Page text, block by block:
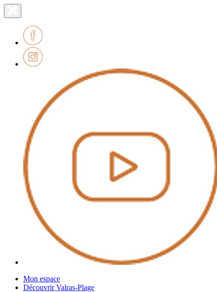
le
Lien
page
accueil
Mon espace
Découvrir Valras-Plage